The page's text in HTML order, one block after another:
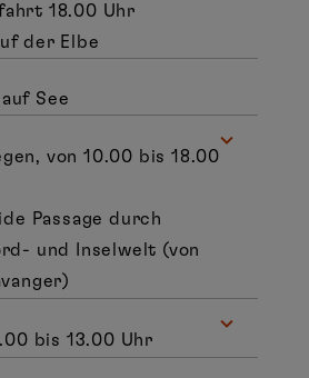
18.00 Uhr
der Elbe
See
von 10.00 bis 18.00
Passage durch
und Inselwelt (von
bis 13.00 Uhr